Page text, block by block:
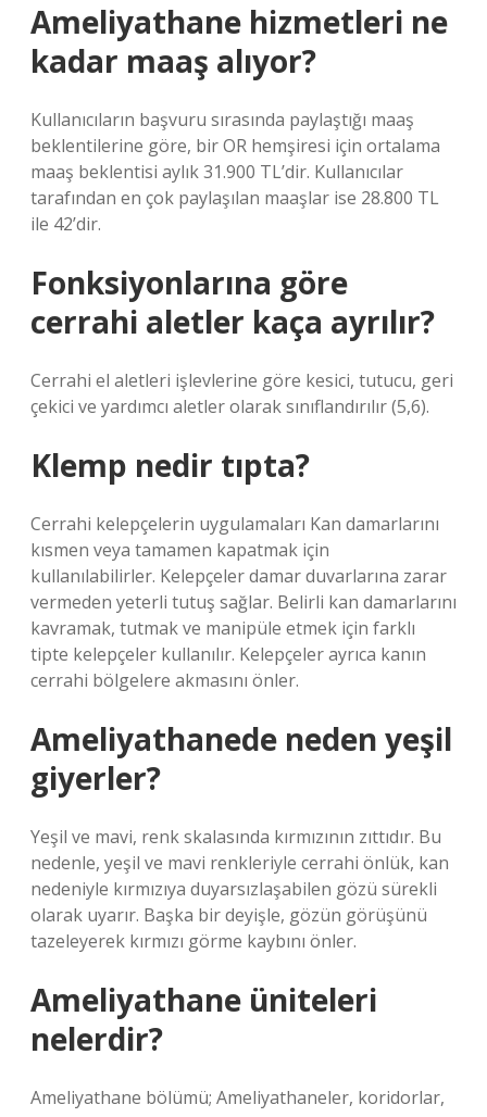
Ameliyathane hizmetleri ne
kadar maaş alıyor?
Kullanıcıların başvuru sırasında paylaştığı maaş
beklentilerine göre, bir OR hemşiresi için ortalama
maaş beklentisi aylık 31.900 TL’dir. Kullanıcılar
tarafından en çok paylaşılan maaşlar ise 28.800 TL
ile 42’dir.
Fonksiyonlarına göre
cerrahi aletler kaça ayrılır?
Cerrahi el aletleri işlevlerine göre kesici, tutucu, geri
çekici ve yardımcı aletler olarak sınıflandırılır (5,6).
Klemp nedir tıpta?
Cerrahi kelepçelerin uygulamaları Kan damarlarını
kısmen veya tamamen kapatmak için
kullanılabilirler. Kelepçeler damar duvarlarına zarar
vermeden yeterli tutuş sağlar. Belirli kan damarlarını
kavramak, tutmak ve manipüle etmek için farklı
tipte kelepçeler kullanılır. Kelepçeler ayrıca kanın
cerrahi bölgelere akmasını önler.
Ameliyathanede neden yeşil
giyerler?
Yeşil ve mavi, renk skalasında kırmızının zıttıdır. Bu
nedenle, yeşil ve mavi renkleriyle cerrahi önlük, kan
nedeniyle kırmızıya duyarsızlaşabilen gözü sürekli
olarak uyarır. Başka bir deyişle, gözün görüşünü
tazeleyerek kırmızı görme kaybını önler.
Ameliyathane üniteleri
nelerdir?
Ameliyathane bölümü; Ameliyathaneler, koridorlar,